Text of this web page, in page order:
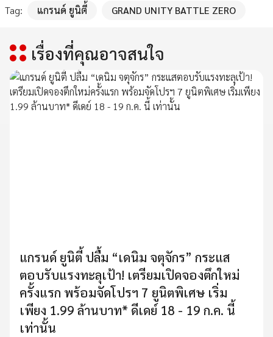
Tag: แกรนด์ ยูนิตี้ GRAND UNITY BATTLE ZERO
เรื่องที่คุณอาจสนใจ
แกรนด์ ยูนิตี้ ปลื้ม “เดนิม จตุจักร” กระแส
ตอบรับแรงทะลุเป้า! เตรียมเปิดจองตึกใหม่
ครั้งแรก พร้อมจัดโปรฯ 7 ยูนิตพิเศษ เริ่ม
เพียง 1.99 ล้านบาท* ดีเดย์ 18 - 19 ก.ค. นี้
เท่านั้น